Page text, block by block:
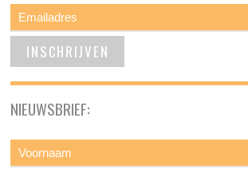
NIEUWSBRIEF: